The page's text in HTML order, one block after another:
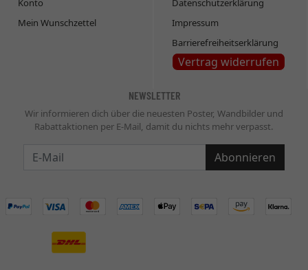
Konto
Mein Wunschzettel
Datenschutzerklärung
Impressum
Barrierefreiheitserklärung
Vertrag widerrufen
NEWSLETTER
Wir informieren dich über die neuesten Poster, Wandbilder und
Rabattaktionen per E-Mail, damit du nichts mehr verpasst.
Abonnieren